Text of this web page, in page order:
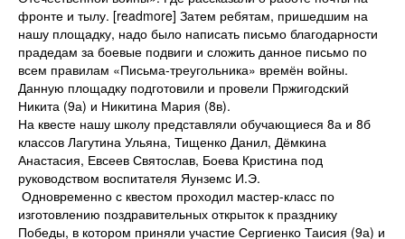
фронте и тылу. [readmore] Затем ребятам, пришедшим на
нашу площадку, надо было написать письмо благодарности
прадедам за боевые подвиги и сложить данное письмо по
всем правилам «Письма-треугольника» времён войны.
Данную площадку подготовили и провели Пржигодский
Никита (9а) и Никитина Мария (8в).
На квесте нашу школу представляли обучающиеся 8а и 8б
классов Лагутина Ульяна, Тищенко Данил, Дёмкина
Анастасия, Евсеев Святослав, Боева Кристина под
руководством воспитателя Яунземс И.Э.
Одновременно с квестом проходил мастер-класс по
изготовлению поздравительных открыток к празднику
Победы, в котором приняли участие Сергиенко Таисия (9а) и